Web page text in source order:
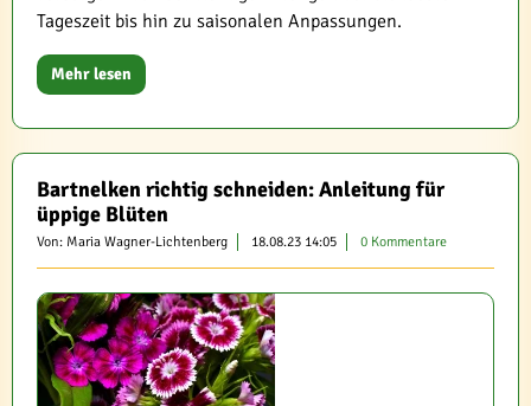
Tageszeit bis hin zu saisonalen Anpassungen.
Mehr lesen
Bartnelken richtig schneiden: Anleitung für
üppige Blüten
Von: Maria Wagner-Lichtenberg 18.08.23 14:05 0 Kommentare